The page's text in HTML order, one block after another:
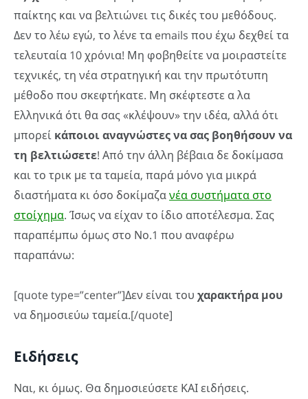
παίκτης και να βελτιώνει τις δικές του μεθόδους.
Δεν το λέω εγώ, το λένε τα emails που έχω δεχθεί τα
τελευταία 10 χρόνια! Μη φοβηθείτε να μοιραστείτε
τεχνικές, τη νέα στρατηγική και την πρωτότυπη
μέθοδο που σκεφτήκατε. Μη σκέφτεστε α λα
Ελληνικά ότι θα σας «κλέψουν» την ιδέα, αλλά ότι
μπορεί κάποιοι αναγνώστες να σας βοηθήσουν να
τη βελτιώσετε! Από την άλλη βέβαια δε δοκίμασα
και το τρικ με τα ταμεία, παρά μόνο για μικρά
διαστήματα κι όσο δοκίμαζανέα συστήματα στο
στοίχημα. Ίσως να είχαν το ίδιο αποτέλεσμα. Σας
παραπέμπω όμως στο Νο.1 που αναφέρω
παραπάνω:
[quote type=”center”]Δεν είναι του χαρακτήρα μου
να δημοσιεύω ταμεία.[/quote]
Ειδήσεις
Ναι, κι όμως. Θα δημοσιεύσετε ΚΑΙ ειδήσεις.